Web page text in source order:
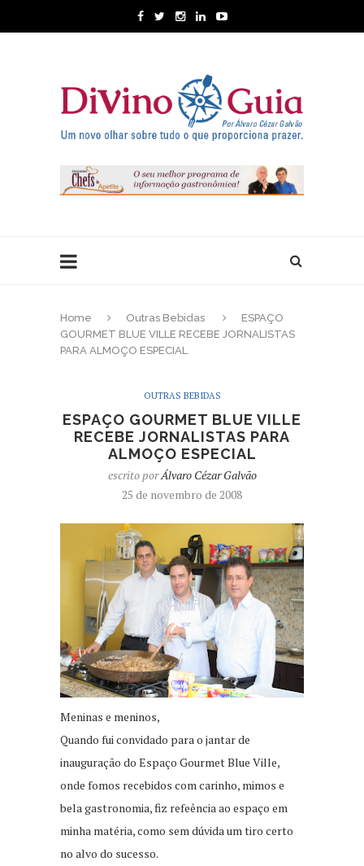
Home Outras Bebidas
ESPAÇO
GOURMET BLUE VILLE RECEBE JORNALISTAS
PARA ALMOÇO ESPECIAL
OUTRAS BEBIDAS
ESPAÇO GOURMET BLUE VILLE
RECEBE JORNALISTAS PARA
ALMOÇO ESPECIAL
escrito porÁlvaro Cézar Galvão
25 de novembro de 2008
Meninas e meninos,
Quando fui convidado para o jantar de
inauguração do Espaço Gourmet Blue Ville,
onde fomos recebidos com carinho, mimos e
bela gastronomia, fiz refeência ao espaço em
minha matéria, como sem dúvida um tiro certo
no alvo do sucesso.